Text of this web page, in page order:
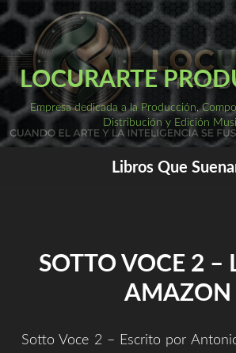
Saltar
contenido
LOCURARTE
Empresa dedicada a la Producción,
Distribución y Edición
Libros Que
SOTTO VOCE 2 –
AMAZON
Sotto Voce 2 – Escrito por